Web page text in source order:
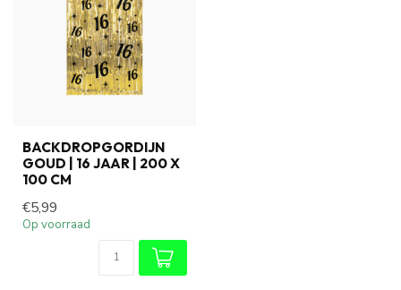
BACKDROPGORDIJN
GOUD | 16 JAAR | 200 X
100 CM
€5,99
Op voorraad